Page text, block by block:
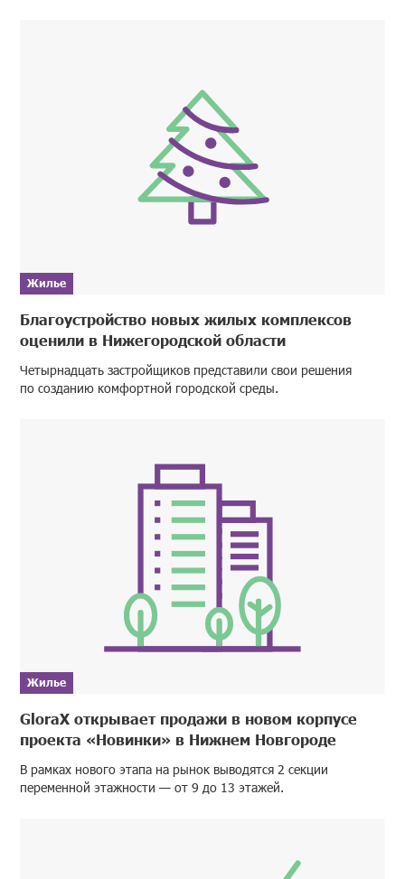
Жилье
Благоустройство новых жилых комплексов
оценили в Нижегородской области
Четырнадцать застройщиков представили свои решения
по созданию комфортной городской среды.
Жилье
GloraX открывает продажи в новом корпусе
проекта «Новинки» в Нижнем Новгороде
В рамках нового этапа на рынок выводятся 2 секции
переменной этажности — от 9 до 13 этажей.